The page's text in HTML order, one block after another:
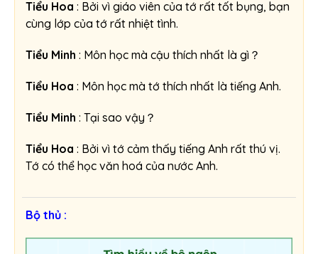
Tiểu Hoa : Bởi vì giáo viên của tớ rất tốt bụng, bạn
cùng lớp của tớ rất nhiệt tình.
Tiểu Minh : Môn học mà cậu thích nhất là gì？
Tiểu Hoa : Môn học mà tớ thích nhất là tiếng Anh.
Tiểu Minh : Tại sao vậy？
Tiểu Hoa : Bởi vì tớ cảm thấy tiếng Anh rất thú vị.
Tớ có thể học văn hoá của nước Anh.
Bộ thủ :